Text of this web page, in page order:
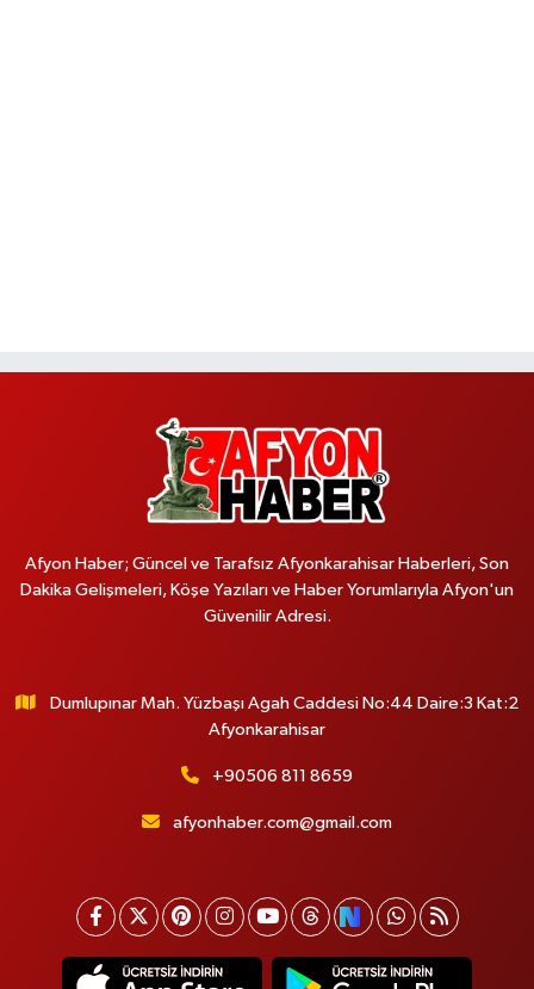
Afyon Haber; Güncel ve Tarafsız Afyonkarahisar Haberleri, Son
Dakika Gelişmeleri, Köşe Yazıları ve Haber Yorumlarıyla Afyon'un
Güvenilir Adresi.
Dumlupınar Mah. Yüzbaşı Agah Caddesi No:44 Daire:3 Kat:2
Afyonkarahisar
+90506 811 8659
afyonhaber.com@gmail.com